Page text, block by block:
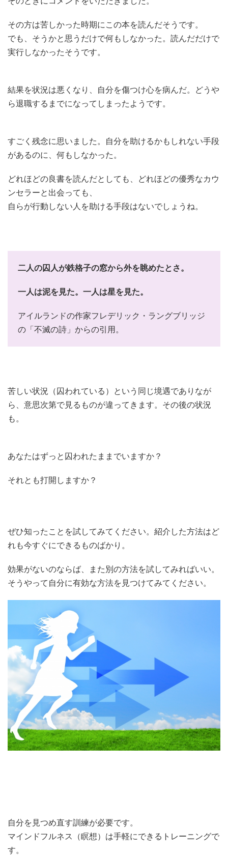
その方は苦しかった時期にこの本を読んだそうです。
でも、そうかと思うだけで何もしなかった。読んだだけで
実行しなかったそうです。
結果を状況は悪くなり、自分を傷つけ心を病んだ。どうや
ら退職するまでになってしまったようです。
すごく残念に思いました。自分を助けるかもしれない手段
があるのに、何もしなかった。
どれほどの良書を読んだとしても、どれほどの優秀なカウ
ンセラーと出会っても、
自らが行動しない人を助ける手段はないでしょうね。
二人の囚人が鉄格子の窓から外を眺めたとさ。
一人は泥を見た。一人は星を見た。
アイルランドの作家フレデリック・ラングブリッジ
の「不滅の詩」からの引用。
苦しい状況（囚われている）という同じ境遇でありなが
ら、意思次第で見るものが違ってきます。その後の状況
も。
あなたはずっと囚われたままでいますか？
それとも打開しますか？
ぜひ知ったことを試してみてください。紹介した方法はど
れも今すぐにできるものばかり。
効果がないのならば、また別の方法を試してみればいい。
そうやって自分に有効な方法を見つけてみてください。
自分を見つめ直す訓練が必要です。
マインドフルネス（瞑想）は手軽にできるトレーニングで
す。